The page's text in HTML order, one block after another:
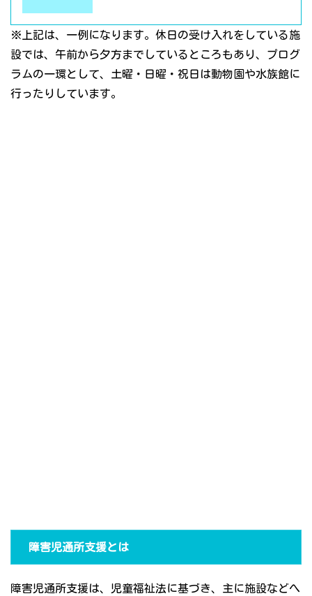
※上記は、一例になります。休日の受け入れをしている施
設では、午前から夕方までしているところもあり、プログ
ラムの一環として、土曜・日曜・祝日は動物園や水族館に
行ったりしています。
障害児通所支援とは
障害児通所支援は、児童福祉法に基づき、主に施設などへ